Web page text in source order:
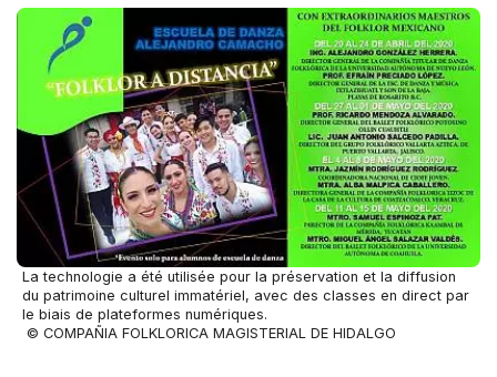
La technologie a été utilisée pour la préservation et la diffusion
du patrimoine culturel immatériel, avec des classes en direct par
le biais de plateformes numériques.
© COMPAÑIA FOLKLORICA MAGISTERIAL DE HIDALGO